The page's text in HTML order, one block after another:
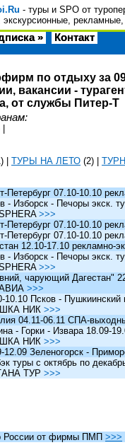
- туры и SPO от
» Контакт
по отдыху за
вакансии -
от службы Питер-Т
ТУРЫ НА ЛЕТО (2)
Петербург 07.10-10.10
Изборск - Печоры экск.
>>>
Петербург 07.10-10.10
Петербург 07.10-10.10
12.10-17.10 рекламно-
Изборск - Печоры экск.
>>>
чарующий Дагестан"
>>>
Псков - Пушкиинский
НИК >>>
04.11-06.11 СПА-
- Горки - Извара 18.09-
НИК >>>
Зеленогорск -
туры c октябрь по
ТУР >>>
от фирмы ПМП >>>